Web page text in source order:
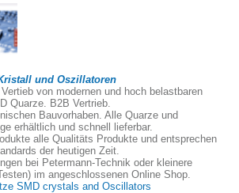
und Oszillatoren
von modernen und hoch belastbaren
Quarze. B2B Vertrieb.
Bauvorhaben. Alle Quarze und
erhältlich und schnell lieferbar.
alle Qualitäts Produkte und entsprechen
der heutigen Zeit.
bei Petermann-Technik oder kleinere
im angeschlossenen Online Shop.
SMD crystals and Oscillators